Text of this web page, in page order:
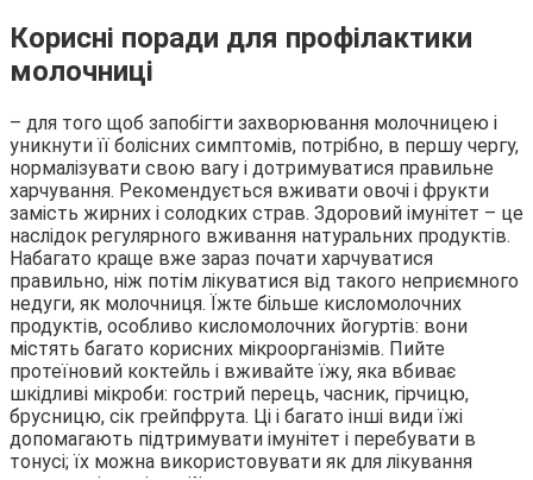
Корисні поради для профілактики
молочниці
– для того щоб запобігти захворювання молочницею і
уникнути її болісних симптомів, потрібно, в першу чергу,
нормалізувати свою вагу і дотримуватися правильне
харчування. Рекомендується вживати овочі і фрукти
замість жирних і солодких страв. Здоровий імунітет – це
наслідок регулярного вживання натуральних продуктів.
Набагато краще вже зараз почати харчуватися
правильно, ніж потім лікуватися від такого неприємного
недуги, як молочниця. Їжте більше кисломолочних
продуктів, особливо кисломолочних йогуртів: вони
містять багато корисних мікроорганізмів. Пийте
протеїновий коктейль і вживайте їжу, яка вбиває
шкідливі мікроби: гострий перець, часник, гірчицю,
брусницю, сік грейпфрута. Ці і багато інші види їжі
допомагають підтримувати імунітет і перебувати в
тонусі; їх можна використовувати як для лікування